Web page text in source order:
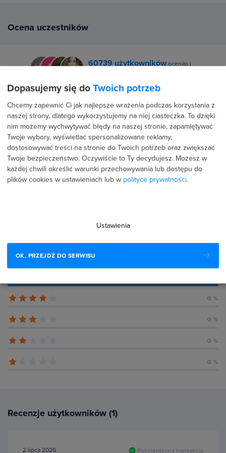
Ocena uczestników
60739 użytkownikówoceniło i
Średnia ocena uczestników w niezależnym serwisie
Google to 4.9/5⭐⭐⭐⭐⭐ z 3149 wszystkich opinii.
Średnia ocena uczestników
0 %
0 %
0 %
0 %
Recenzje użytkowników (1)
2 lipca 2026 Potwierdzona transakcja
Dopasujemy się do Twoich potrzeb
Chcemy zapewnić Ci jak najlepsze wrażenia podczas korzystania z
naszej strony, dlatego wykorzystujemy na niej ciasteczka. To dzięki
nim możemy wychwytywać błędy na naszej stronie, zapamiętywać
Twoje wybory, wyświetlać spersonalizowane reklamy,
dostosowywać treści na stronie do Twoich potrzeb oraz zwiększać
Twoje bezpieczeństwo. Oczywiście to Ty decydujesz. Możesz w
każdej chwili określić warunki przechowywania lub dostępu do
plików cookies w ustawieniach lub w polityce prywatności.
Ustawienia
OK, PRZEJDŹ DO SERWISU